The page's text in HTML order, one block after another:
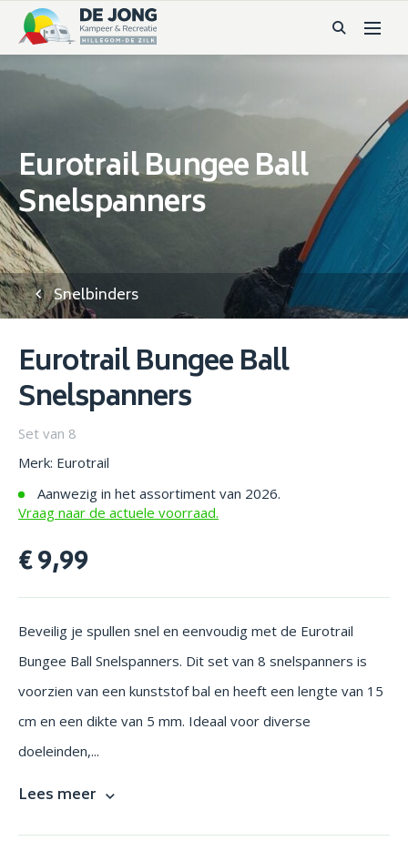
Eurotrail Bungee Ball
Snelspanners
Snelbinders
Eurotrail Bungee Ball
Snelspanners
Set van 8
Merk: Eurotrail
Aanwezig in het assortiment van 2026.
Vraag naar de actuele voorraad.
€ 9,99
Beveilig je spullen snel en eenvoudig met de Eurotrail
Bungee Ball Snelspanners. Dit set van 8 snelspanners is
voorzien van een kunststof bal en heeft een lengte van 15
cm en een dikte van 5 mm. Ideaal voor diverse
doeleinden,...
Lees meer